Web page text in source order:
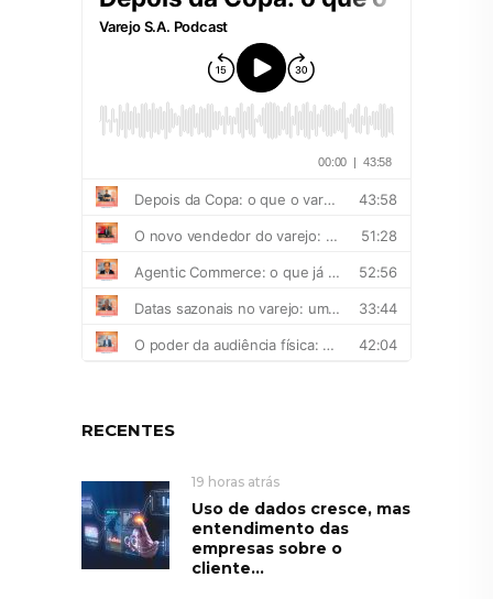
RECENTES
19 horas atrás
Uso de dados cresce, mas
entendimento das
empresas sobre o
cliente...